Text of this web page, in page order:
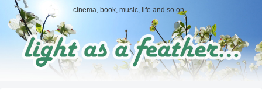
cinema, book, music, life and so on...